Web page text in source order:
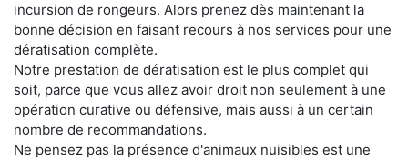
incursion de rongeurs. Alors prenez dès maintenant la
bonne décision en faisant recours à nos services pour une
dératisation complète.
Notre prestation de dératisation est le plus complet qui
soit, parce que vous allez avoir droit non seulement à une
opération curative ou défensive, mais aussi à un certain
nombre de recommandations.
Ne pensez pas la présence d'animaux nuisibles est une